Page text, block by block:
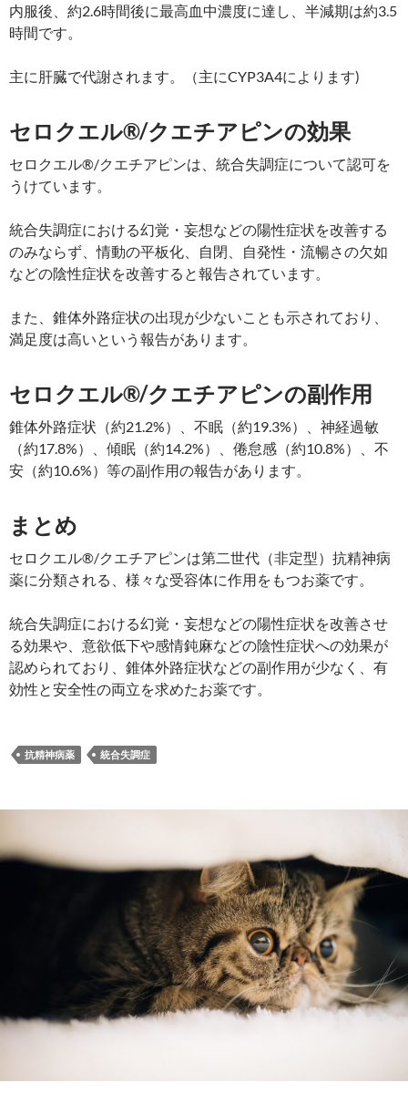
内服後、約2.6時間後に最高血中濃度に達し、半減期は約3.5
時間です。
主に肝臓で代謝されます。（主にCYP3A4によります)
セロクエル®/クエチアピンの効果
セロクエル®/クエチアピンは、統合失調症について認可を
うけています。
統合失調症における幻覚・妄想などの陽性症状を改善する
のみならず、情動の平板化、自閉、自発性・流暢さの欠如
などの陰性症状を改善すると報告されています。
また、錐体外路症状の出現が少ないことも示されており、
満足度は高いという報告があります。
セロクエル®/クエチアピンの副作用
錐体外路症状（約21.2%）、不眠（約19.3%）、神経過敏
（約17.8%）、傾眠（約14.2%）、倦怠感（約10.8%）、不
安（約10.6%）等の副作用の報告があります。
まとめ
セロクエル®/クエチアピンは第二世代（非定型）抗精神病
薬に分類される、様々な受容体に作用をもつお薬です。
統合失調症における幻覚・妄想などの陽性症状を改善させ
る効果や、意欲低下や感情鈍麻などの陰性症状への効果が
認められており、錐体外路症状などの副作用が少なく、有
効性と安全性の両立を求めたお薬です。
抗精神病薬 統合失調症